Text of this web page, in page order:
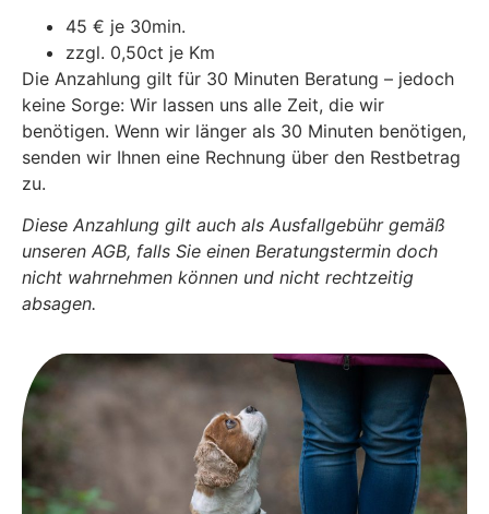
45 € je 30min.
zzgl. 0,50ct je Km
Die Anzahlung gilt für 30 Minuten Beratung – jedoch
keine Sorge: Wir lassen uns alle Zeit, die wir
benötigen. Wenn wir länger als 30 Minuten benötigen,
senden wir Ihnen eine Rechnung über den Restbetrag
zu.
Diese Anzahlung gilt auch als Ausfallgebühr gemäß
unseren AGB, falls Sie einen Beratungstermin doch
nicht wahrnehmen können und nicht rechtzeitig
absagen.